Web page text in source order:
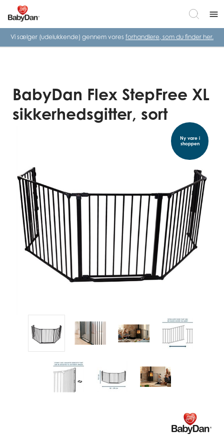
menu
Vi sælger (udelukkende) gennem vores forhandlere, som du finder her.
BabyDan Flex StepFree XL
sikkerhedsgitter, sort
Ny vare i
shoppen